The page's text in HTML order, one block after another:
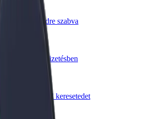
igényeidre szabva
heti kifizetésben
és növeld keresetedet